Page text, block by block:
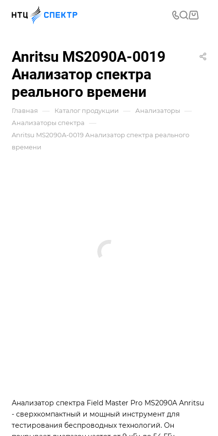
Anritsu MS2090A-0019
Анализатор спектра
реального времени
Главная — Каталог продукции — Анализаторы —
Анализаторы спектра —
Anritsu MS2090A-0019 Анализатор спектра реального
времени
Анализатор спектра Field Master Pro MS2090A Anritsu
- сверхкомпактный и мощный инструмент для
тестирования беспроводных технологий. Он